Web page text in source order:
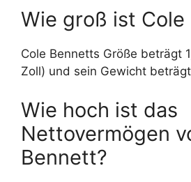
Wie groß ist Cole
Cole Bennetts Größe beträgt
Zoll) und sein Gewicht
Wie hoch ist das
Nettovermögen
Bennett?